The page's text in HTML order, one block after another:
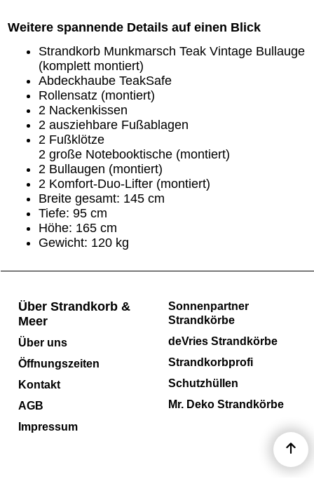
Weitere spannende Details auf einen Blick
Strandkorb Munkmarsch Teak Vintage Bullauge
(komplett montiert)
Abdeckhaube TeakSafe
Rollensatz (montiert)
2 Nackenkissen
2 ausziehbare Fußablagen
2 Fußklötze
2 große Notebooktische (montiert)
2 Bullaugen (montiert)
2 Komfort-Duo-Lifter (montiert)
Breite gesamt: 145 cm
Tiefe: 95 cm
Höhe: 165 cm
Gewicht: 120 kg
Sonnenpartner
Strandkörbe
deVries Strandkörbe
Strandkorbprofi
Schutzhüllen
Mr. Deko Strandkörbe
Über Strandkorb &
Meer
Über uns
Öffnungszeiten
Kontakt
AGB
Impressum